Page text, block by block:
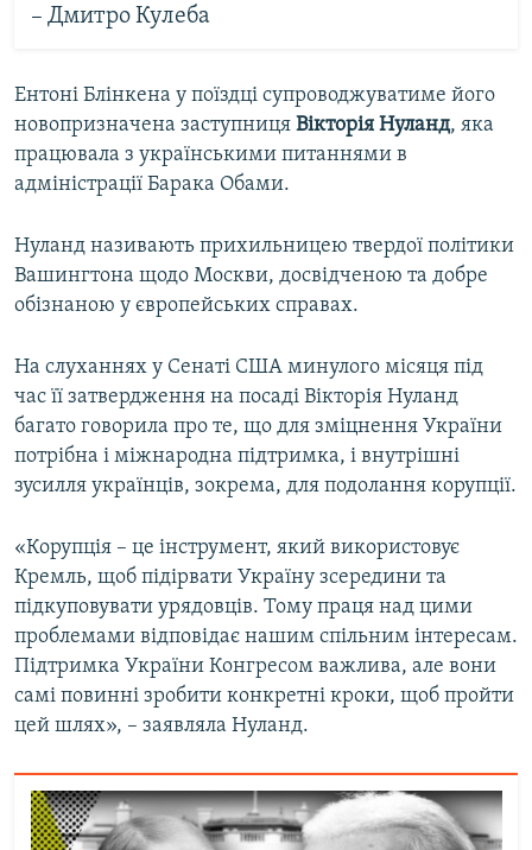
– Дмитро Кулеба
Ентоні Блінкена у поїздці супроводжуватиме його
новопризначена заступниця Вікторія Нуланд, яка
працювала з українськими питаннями в
адміністрації Барака Обами.
Нуланд називають прихильницею твердої політики
Вашингтона щодо Москви, досвідченою та добре
обізнаною у європейських справах.
На слуханнях у Сенаті США минулого місяця під
час її затвердження на посаді Вікторія Нуланд
багато говорила про те, що для зміцнення України
потрібна і міжнародна підтримка, і внутрішні
зусилля українців, зокрема, для подолання корупції.
«Корупція – це інструмент, який використовує
Кремль, щоб підірвати Україну зсередини та
підкуповувати урядовців. Тому праця над цими
проблемами відповідає нашим спільним інтересам.
Підтримка України Конгресом важлива, але вони
самі повинні зробити конкретні кроки, щоб пройти
цей шлях», – заявляла Нуланд.